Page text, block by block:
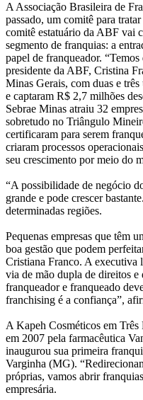
A Associação Brasileira de
passado, um comitê para
comitê estatuário da ABF vai
segmento de franquias: a
papel de franqueador.
presidente da ABF, Cristina
Minas Gerais, com duas e
e captaram R$ 2,7 milhões
Sebrae Minas atraiu 32
sobretudo no Triângulo
certificaram para serem
criaram processos
seu crescimento por meio do
“A possibilidade de negócio
grande e pode crescer
determinadas regiões.
Pequenas empresas que têm
boa gestão que podem
Cristiana Franco. A executiva
via de mão dupla de direitos e
franqueador e franqueado
franchising é a confiança”,
A Kapeh Cosméticos em
em 2007 pela farmacêutica
inaugurou sua primeira
Varginha (MG).
próprias, vamos abrir
empresária.